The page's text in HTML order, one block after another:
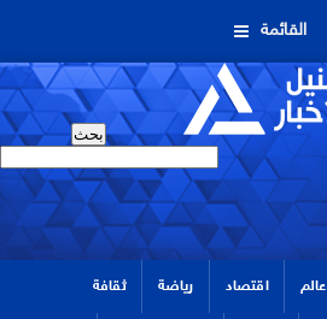
القائمة
عالم اقتصاد رياضة ثقافة